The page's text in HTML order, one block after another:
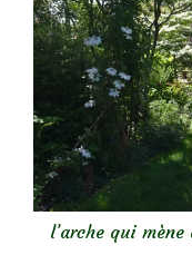
l’arche qui